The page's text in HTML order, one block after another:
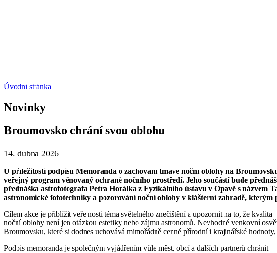
Úvodní stránka
Novinky
Broumovsko chrání svou oblohu
14. dubna 2026
U příležitosti podpisu Memoranda o zachování tmavé noční oblohy na
veřejný program věnovaný ochraně nočního prostředí. Jeho součástí bude
přednáška astrofotografa Petra Horálka z Fyzikálního ústavu v Opavě s názvem
astronomické fototechniky a pozorování noční oblohy v klášterní zahradě,
Cílem akce je přiblížit veřejnosti téma světelného znečištění a upozornit na to, že kvalita
noční oblohy není jen otázkou estetiky nebo zájmu astronomů. Nevhodné venkovní
Broumovsku, které si dodnes uchovává mimořádně cenné přírodní i krajinářské
Podpis memoranda je společným vyjádřením vůle měst, obcí a dalších partnerů chránit